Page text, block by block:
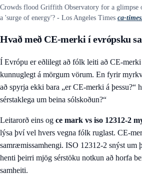
Crowds flood Griffith Observatory for a glimpse
a 'surge of energy'? - Los Angeles Times ca-
Hvað með CE-merki í evrópsku
Í Evrópu er eðlilegt að fólk leiti að CE-merki
kunnuglegt á mörgum vörum. En fyrir
að spyrja ekki bara „er CE-merki á þessu?“
sérstaklega um beina sólskoðun?“
Leitarorð eins og ce mark vs iso 12312-2
lýsa því vel hvers vegna fólk ruglast. CE-
samræmissamhengi. ISO 12312-2 snýst um
henti þeirri mjög sérstöku notkun að horfa
samheiti.